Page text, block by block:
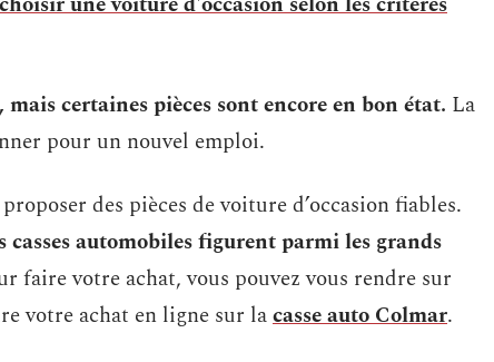
mais certaines pièces sont encore en bon état. La
pour un nouvel emploi.
des pièces de voiture d’occasion fiables.
casses automobiles figurent parmi les grands
faire votre achat, vous pouvez vous rendre sur
votre achat en ligne sur lacasse auto Colmar.